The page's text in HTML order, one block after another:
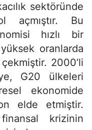
sektöründe
açmıştır. Bu
hızlı bir
oranlarda
çekmiştir. 2000’li
G20 ülkeleri
ekonomide
elde etmiştir.
krizinin